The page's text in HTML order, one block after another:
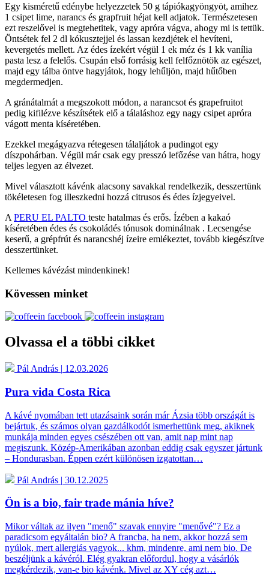
Egy kisméretű edénybe helyezzetek 50 g tápiókagyöngyöt, amihez
1 csipet lime, narancs és grapfruit héjat kell adjatok. Természetesen
ezt reszelővel is megtehetitek, vagy apróra vágva, ahogy mi is tettük.
Öntsétek fel 2 dl kókusztejjel és lassan kezdjétek el hevíteni,
kevergetés mellett. Az édes ízekért végül 1 ek méz és 1 kk vanília
pasta lesz a felelős. Csupán első forrásig kell felfőznötök az egészet,
majd egy tálba öntve hagyjátok, hogy lehűljön, majd hűtőben
megdermedjen.
A gránátalmát a megszokott módon, a narancsot és grapefruitot
pedig kifilézve készítsétek elő a tálaláshoz egy nagy csipet apróra
vágott menta kíséretében.
Ezekkel megágyazva rétegesen tálaljátok a pudingot egy
díszpohárban. Végül már csak egy presszó lefőzése van hátra, hogy
teljes legyen az élvezet.
Mivel választott kávénk alacsony savakkal rendelkezik, desszertünk
tökéletesen fog illeszkedni hozzá citrusos és édes ízjegyeivel.
A PERU EL PALTO teste hatalmas és erős. Ízében a kakaó
kíséretében édes és csokoládés tónusok dominálnak . Lecsengése
keserű, a grépfrút és narancshéj ízeire emlékeztet, tovább kiegészítve
desszertünket.
Kellemes kávézást mindenkinek!
Kövessen minket
Olvassa el a többi cikket
Pál András | 12.03.2026
Pura vida Costa Rica
A kávé nyomában tett utazásaink során már Ázsia több országát is
bejártuk, és számos olyan gazdálkodót ismerhettünk meg, akiknek
munkája minden egyes csészében ott van, amit nap mint nap
megiszunk. Közép-Amerikában azonban eddig csak egyszer jártunk
– Hondurasban. Éppen ezért különösen izgatottan…
Pál András | 30.12.2025
Ön is a bio, fair trade mánia híve?
Mikor váltak az ilyen "menő" szavak ennyire "menővé"? Ez a
paradicsom egyáltalán bio? A francba, ha nem, akkor hozzá sem
nyúlok, mert allergiás vagyok... khm, mindenre, ami nem bio. De
beszéljünk a kávéról. Elég gyakran előfordul, hogy a vásárlók
megkérdezik, van-e bio kávénk. Mivel az XY cég azt…